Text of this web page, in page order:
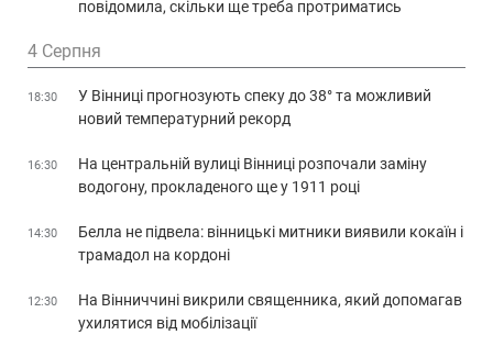
повідомила, скільки ще треба протриматись
4 Серпня
18:30
У Вінниці прогнозують спеку до 38° та можливий
новий температурний рекорд
16:30
На центральній вулиці Вінниці розпочали заміну
водогону, прокладеного ще у 1911 році
14:30
Белла не підвела: вінницькі митники виявили кокаїн і
трамадол на кордоні
12:30
На Вінниччині викрили священника, який допомагав
ухилятися від мобілізації